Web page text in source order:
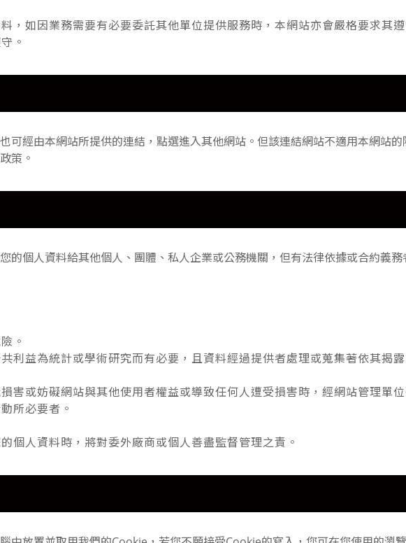
，如因業務需要有必要委託其他單位提供服務時，本網站亦會嚴格要求其遵
。
可經由本網站所提供的連結，點選進入其他網站。但該連結網站不適用本網站
策。
的個人資料給其他個人、團體、私人企業或公務機關，但有法律依據或合約義務
。
利益為統計或學術研究而有必要，且資料經過提供者處理或蒐集著依其揭
害或妨礙網站與其他使用者權益或導致任何人遭受損害時，經網站管理單
所必要者。
個人資料時，將對委外廠商或個人善盡監督管理之責。